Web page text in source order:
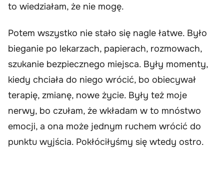
to wiedziałam, że nie mogę.
Potem wszystko nie stało się nagle łatwe. Było
bieganie po lekarzach, papierach, rozmowach,
szukanie bezpiecznego miejsca. Były momenty,
kiedy chciała do niego wrócić, bo obiecywał
terapię, zmianę, nowe życie. Były też moje
nerwy, bo czułam, że wkładam w to mnóstwo
emocji, a ona może jednym ruchem wrócić do
punktu wyjścia. Pokłóciłyśmy się wtedy ostro.